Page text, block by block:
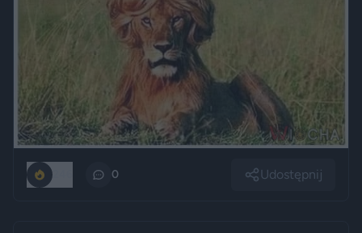
0 Udostępnij